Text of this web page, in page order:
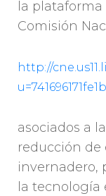
la
Comisión
http://
asociados a
reducción de
invernadero,
la